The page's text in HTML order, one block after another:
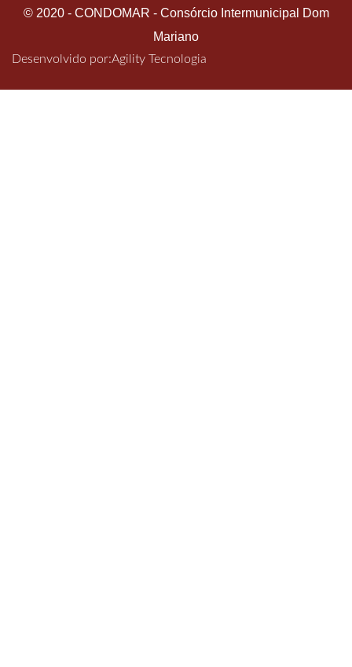
© 2020 - CONDOMAR - Consórcio Intermunicipal Dom
Mariano
Desenvolvido por:Agility Tecnologia